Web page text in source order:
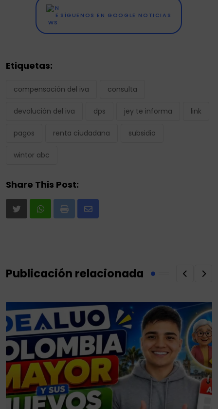
SÍGUENOS EN GOOGLE NOTICIAS
Etiquetas:
compensación del iva consulta
devolución del iva dps jey te informa link
pagos renta ciudadana subsidio
wintor abc
Share This Post:
Print
Share
Publicación relacionada